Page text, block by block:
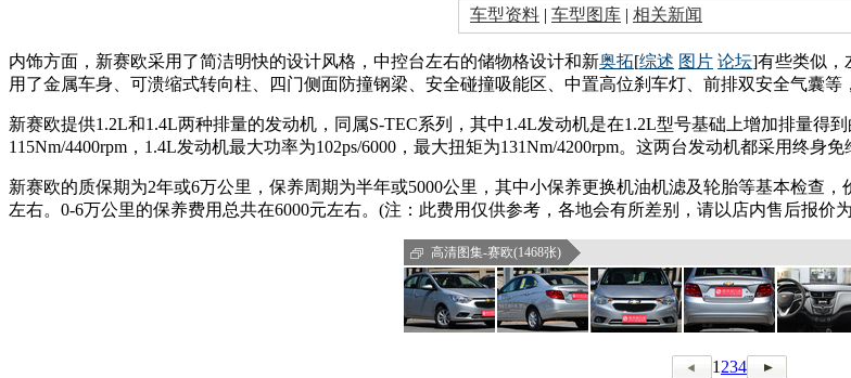
车型资料 | 车型图库 | 相关新闻
内饰方面，新赛欧采用了简洁明快的设计风格，中控台左右的储物格设计和新奥拓[综述 图片 论坛]有些类似，
用了金属车身、可溃缩式转向柱、四门侧面防撞钢梁、安全碰撞吸能区、中置高位刹车灯、前排双安全气囊等
新赛欧提供1.2L和1.4L两种排量的发动机，同属S-TEC系列，其中1.4L发动机是在1.2L型号基础上增加排量得
115Nm/4400rpm，1.4L发动机最大功率为102ps/6000，最大扭矩为131Nm/4200rpm。这两台发动机都采用终身
新赛欧的质保期为2年或6万公里，保养周期为半年或5000公里，其中小保养更换机油机滤及轮胎等基本检查
左右。0-6万公里的保养费用总共在6000元左右。(注：此费用仅供参考，各地会有所差别，请以店内售后报价
高清图集-赛欧(1468张)
1 234